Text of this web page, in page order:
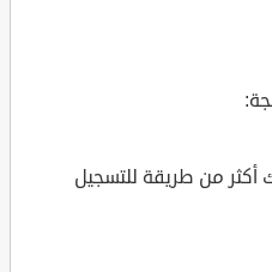
أكثر من طريقة للتسجيل